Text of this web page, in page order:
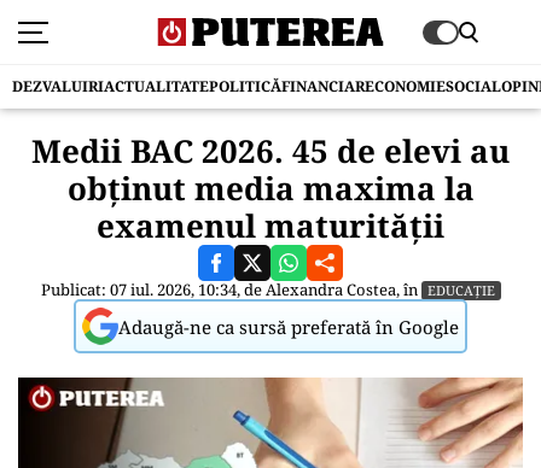
DEZVALUIRIACTUALITATEPOLITICĂFINANCIARECONOMIESOCIAL
Medii BAC 2026. 45 de elevi au
obținut media maxima la
examenul maturității
Publicat: 07 iul. 2026, 10:34, deAlexandra Costea, în EDUCAȚIE
Adaugă-ne ca sursă preferată în Google